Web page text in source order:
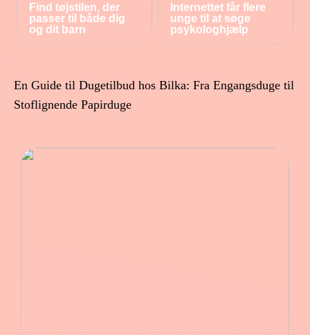
Find tøjstilen, der
passer til både dig
og dit barn
Internettet får flere
unge til at søge
psykologhjælp
En Guide til Dugetilbud hos Bilka: Fra Engangsduge til
Stoflignende Papirduge